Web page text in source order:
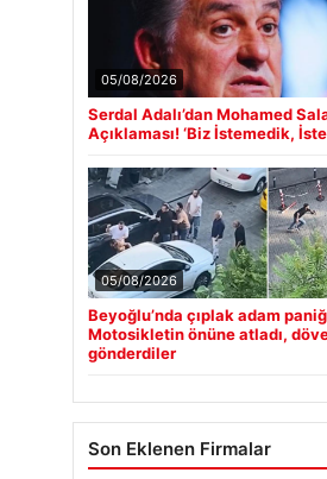
05/08/2026
Serdal Adalı’dan Mohamed
Açıklaması! ‘Biz İstemedik,
05/08/2026
Beyoğlu’nda çıplak adam
Motosikletin önüne atladı,
gönderdiler
Son Eklenen Firmalar